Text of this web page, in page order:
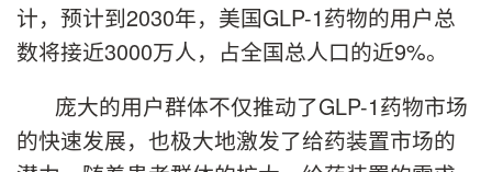
计，预计到2030年，美国GLP-1药物的用户总
数将接近3000万人，占全国总人口的近9%。
庞大的用户群体不仅推动了GLP-1药物市场
的快速发展，也极大地激发了给药装置市场的